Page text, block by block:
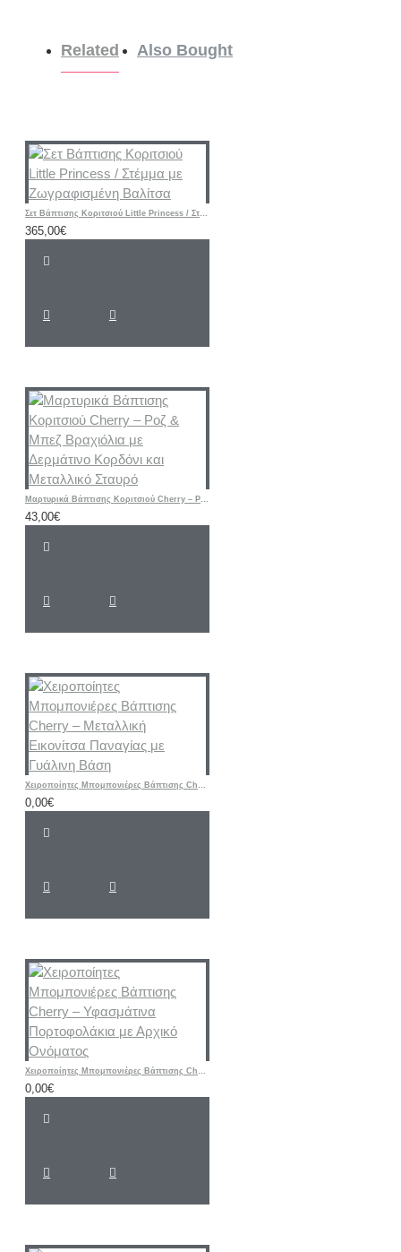
Related Also Bought
Σετ Βάπτισης Κοριτσιού Little Princess / Στέμμα με Ζωγραφισμένη Βαλίτσα
365,00€
Μαρτυρικά Βάπτισης Κοριτσιού Cherry – Ροζ & Μπεζ Βραχιόλια με Δερμάτινο Κορδόνι και Μεταλλικό Σταυρό
43,00€
Χειροποίητες Μπομπονιέρες Βάπτισης Cherry – Μεταλλική Εικονίτσα Παναγίας με Γυάλινη Βάση
0,00€
Χειροποίητες Μπομπονιέρες Βάπτισης Cherry – Υφασμάτινα Πορτοφολάκια με Αρχικό Ονόματος
0,00€